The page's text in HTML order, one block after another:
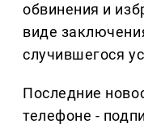
обвинения и
виде
случившегося
Последние
телефоне -